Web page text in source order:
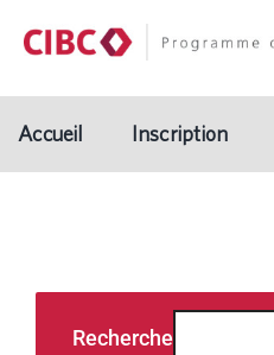
content
Accueil Inscription
Recherche